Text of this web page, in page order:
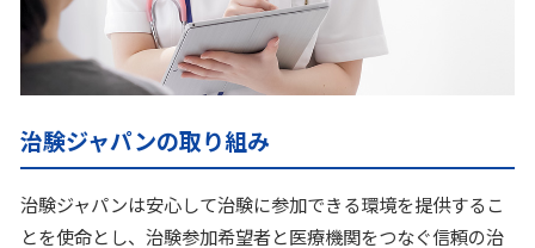
治験ジャパンの取り組み
治験ジャパンは安心して治験に参加できる環境を提供するこ
とを使命とし、治験参加希望者と医療機関をつなぐ信頼の治